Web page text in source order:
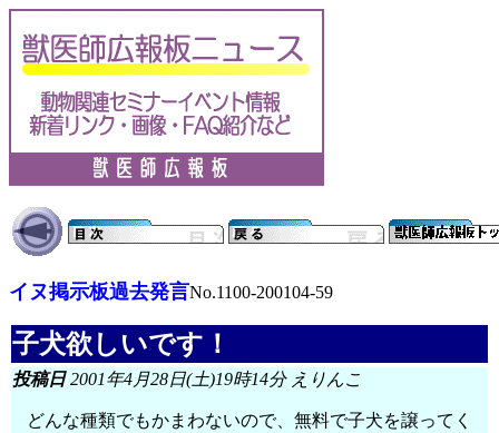
イヌ掲示板過去発言No.1100-200104-59
子犬欲しいです！
投稿日2001年4月28日(土)19時14分 えりんこ
どんな種類でもかまわないので、無料で子犬を譲ってく